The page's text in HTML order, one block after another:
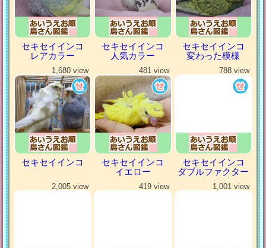
セキセイインコ
レアカラー
セキセイインコ
人気カラー
セキセイインコ
変わった模様
1,680 view
セキセイインコ
481 view
セキセイインコ
イエロー
788 view
セキセイインコ
ダブルファクター
2,005 view 419 view 1,001 view